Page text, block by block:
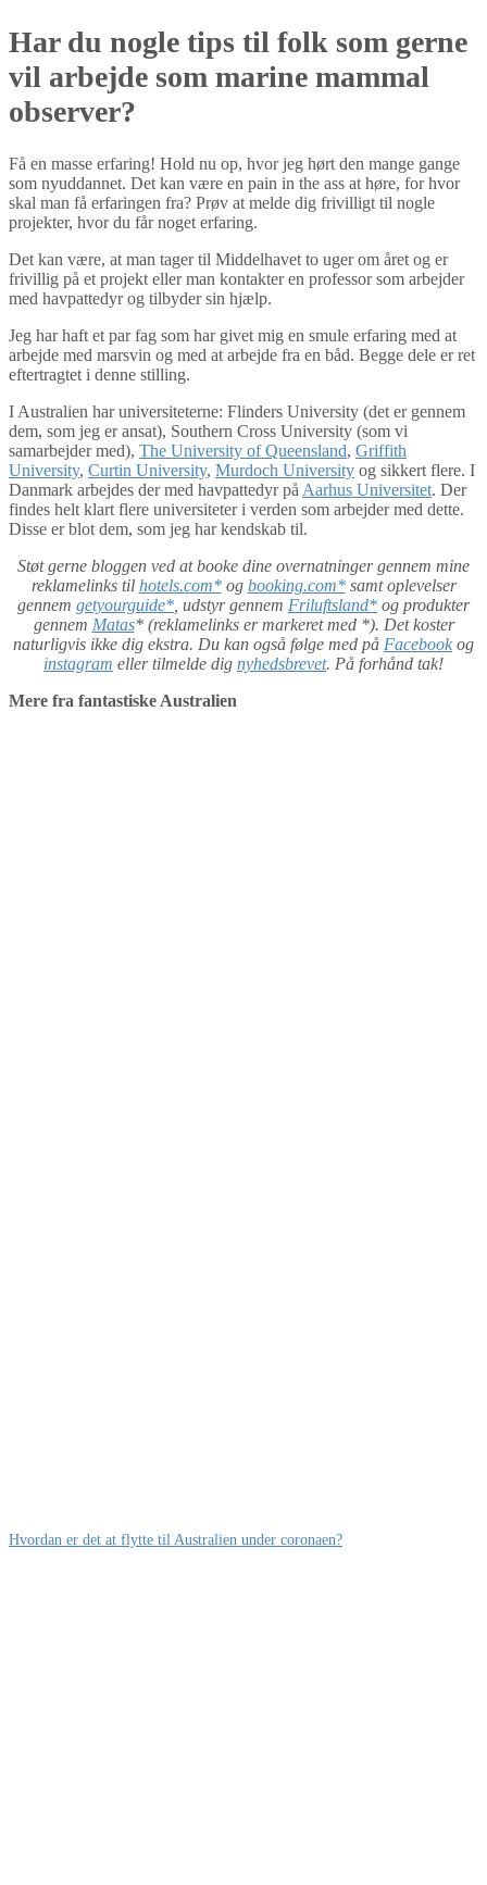
Har du nogle tips til folk som gerne
vil arbejde som marine mammal
observer?
Få en masse erfaring! Hold nu op, hvor jeg hørt den mange gange
som nyuddannet. Det kan være en pain in the ass at høre, for hvor
skal man få erfaringen fra? Prøv at melde dig frivilligt til nogle
projekter, hvor du får noget erfaring.
Det kan være, at man tager til Middelhavet to uger om året og er
frivillig på et projekt eller man kontakter en professor som arbejder
med havpattedyr og tilbyder sin hjælp.
Jeg har haft et par fag som har givet mig en smule erfaring med at
arbejde med marsvin og med at arbejde fra en båd. Begge dele er ret
eftertragtet i denne stilling.
I Australien har universiteterne: Flinders University (det er gennem
dem, som jeg er ansat), Southern Cross University (som vi
samarbejder med), The University of Queensland, Griffith
University, Curtin University, Murdoch University og sikkert flere. I
Danmark arbejdes der med havpattedyr på Aarhus Universitet. Der
findes helt klart flere universiteter i verden som arbejder med dette.
Disse er blot dem, som jeg har kendskab til.
Støt gerne bloggen ved at booke dine overnatninger gennem mine
reklamelinks til hotels.com*og booking.com*samt oplevelser
gennem getyourguide* , udstyr gennem Friluftsland* og produkter
gennem Matas* (reklamelinks er markeret med *). Det koster
naturligvis ikke dig ekstra. Du kan også følge med på Facebook og
instagram eller tilmelde dig nyhedsbrevet. På forhånd tak!
Mere fra fantastiske Australien
Hvordan er det at flytte til Australien under coronaen?